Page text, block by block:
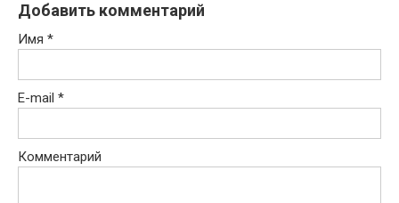
Добавить комментарий
Имя *
E-mail *
Комментарий